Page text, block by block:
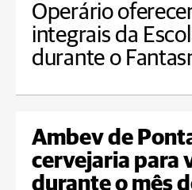
Operário
integrais da
durante o
Ambev de
cervejaria para
durante o mês